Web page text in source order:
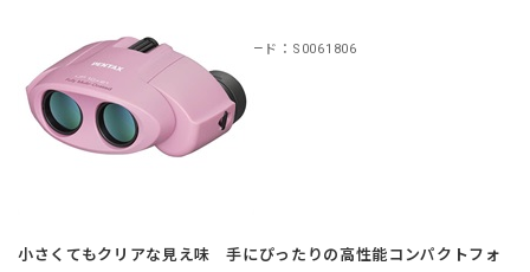
商品コード：S0061806
小さくてもクリアな見え味 手にぴったりの高性能コンパクトフォ